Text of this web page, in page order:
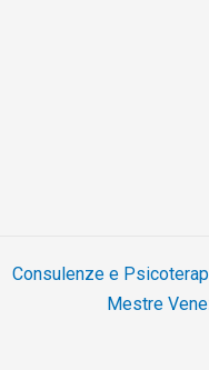
Consulenze e
Mestre